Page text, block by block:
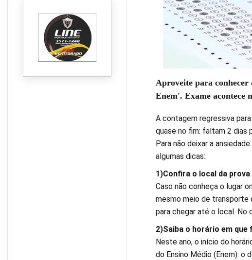
Aproveite para conhecer
Enem'. Exame acontece
A contagem regressiva
quase no fim: faltam 2 dias
Para não deixar a
algumas dicas:
1)Confira o local da
Caso não conheça o lugar
mesmo meio de transporte
para chegar até o local.
2)Saiba o horário em
Neste ano, o início do
do Ensino Médio (Enem): o